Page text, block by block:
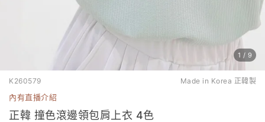
1 / 9
K260579 Made in Korea 正韓製
內有直播介紹
正韓 撞色滾邊領包肩上衣 4色